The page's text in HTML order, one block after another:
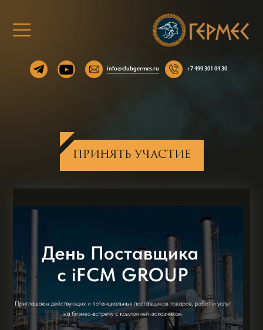
info@clubgermes.ru +7 499 301 04 30
ПРИНЯТЬ УЧАСТИЕ